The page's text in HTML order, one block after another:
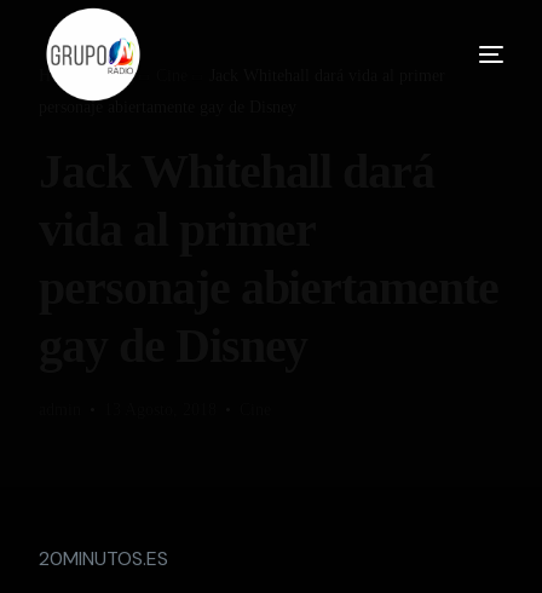
Home Blog
personaje abiertamente gay de Disney
20MINUTOS.ES